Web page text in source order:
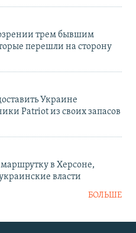
трем бывшим
перешли на сторону
Украине
Patriot из своих запасов
в Херсоне,
власти
БОЛЬШЕ